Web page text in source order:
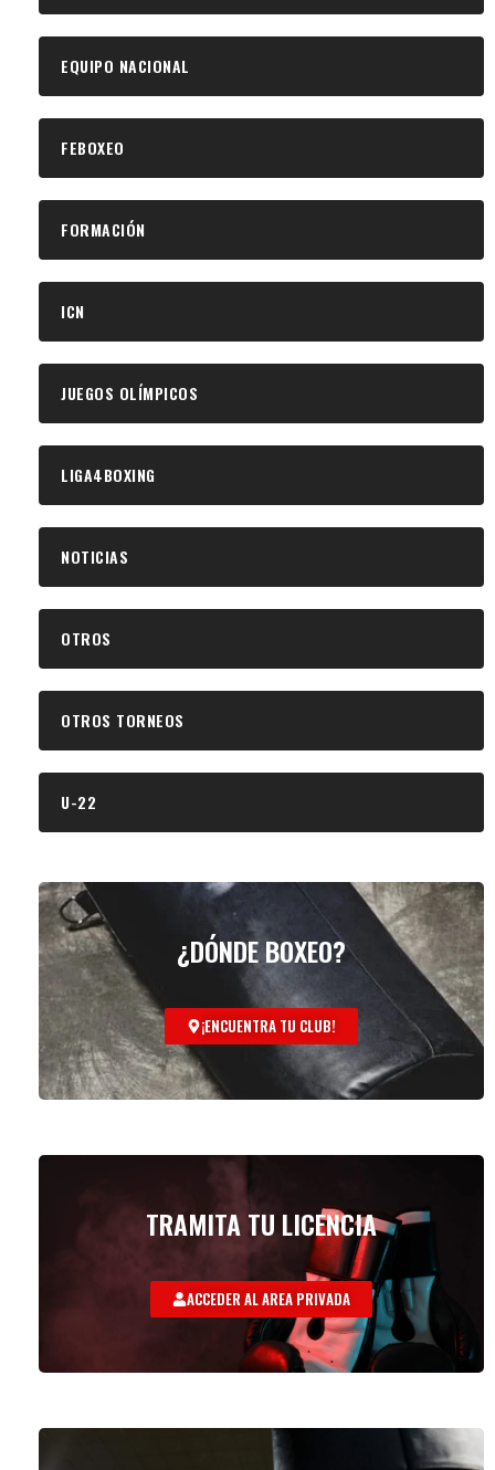
EQUIPO NACIONAL
FEBOXEO
FORMACIÓN
ICN
JUEGOS OLÍMPICOS
LIGA4BOXING
NOTICIAS
OTROS
OTROS TORNEOS
U-22
¿DÓNDE BOXEO?
¡ENCUENTRA TU CLUB!
TRAMITA TU LICENCIA
ACCEDER AL AREA PRIVADA